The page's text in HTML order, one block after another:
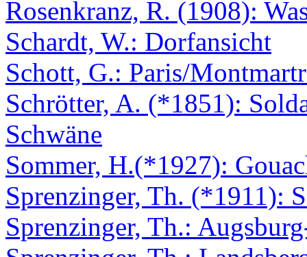
Rosenkranz, R. (1908):
Schardt, W.: Dorfansicht
Schott, G.: Paris/
Schrötter, A. (*1851):
Schwäne
Sommer, H.(*1927):
Sprenzinger, Th. (*1911):
Sprenzinger, Th.: